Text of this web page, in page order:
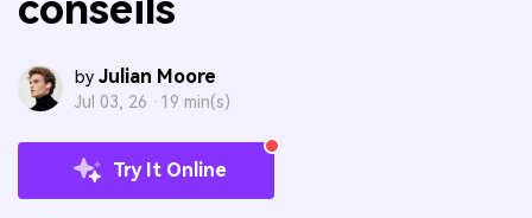
by Julian Moore
Jul 03, 26 · 19 min(s)
Try It Online